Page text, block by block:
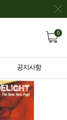
0
공지사항